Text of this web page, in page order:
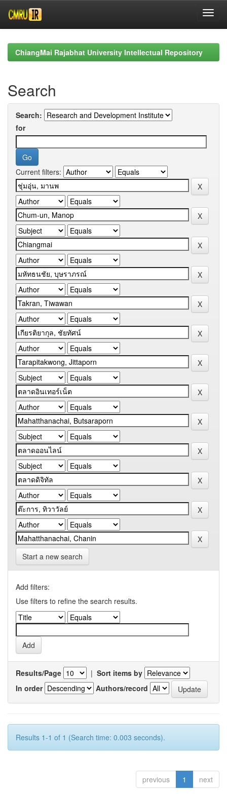
navigationChiangMai Rajabhat University Intellectual Repository
Search
Search:
for
Current filters:
Start a new search
Add filters:
Use filters to refine the search results.
Results/Page | Sort items by
In order
Authors/record
Results 1-1 of 1 (Search time: 0.003 seconds).
previous 1 next